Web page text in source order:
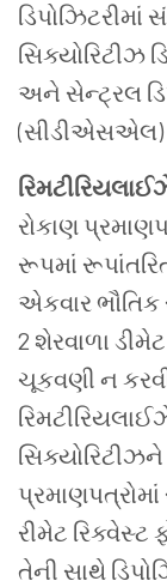
ડિપોઝિટરીમાં
સિક્યોરિટીઝ
અને સેન્ટ્રલ
(સીડીએસએલ)
રોકાણ
રૂપમાં
એકવાર ભૌતિક
2 શેરવાળા
ચૂકવણી ન
પ્રમાણપત્રોમાં
રીમેટ
તેની સાથે